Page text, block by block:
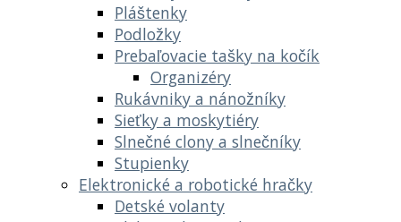
Pláštenky
Podložky
Prebaľovacie tašky na kočík
Organizéry
Rukávniky a nánožníky
Sieťky a moskytiéry
Slnečné clony a slnečníky
Stupienky
Elektronické a robotické hračky
Detské volanty